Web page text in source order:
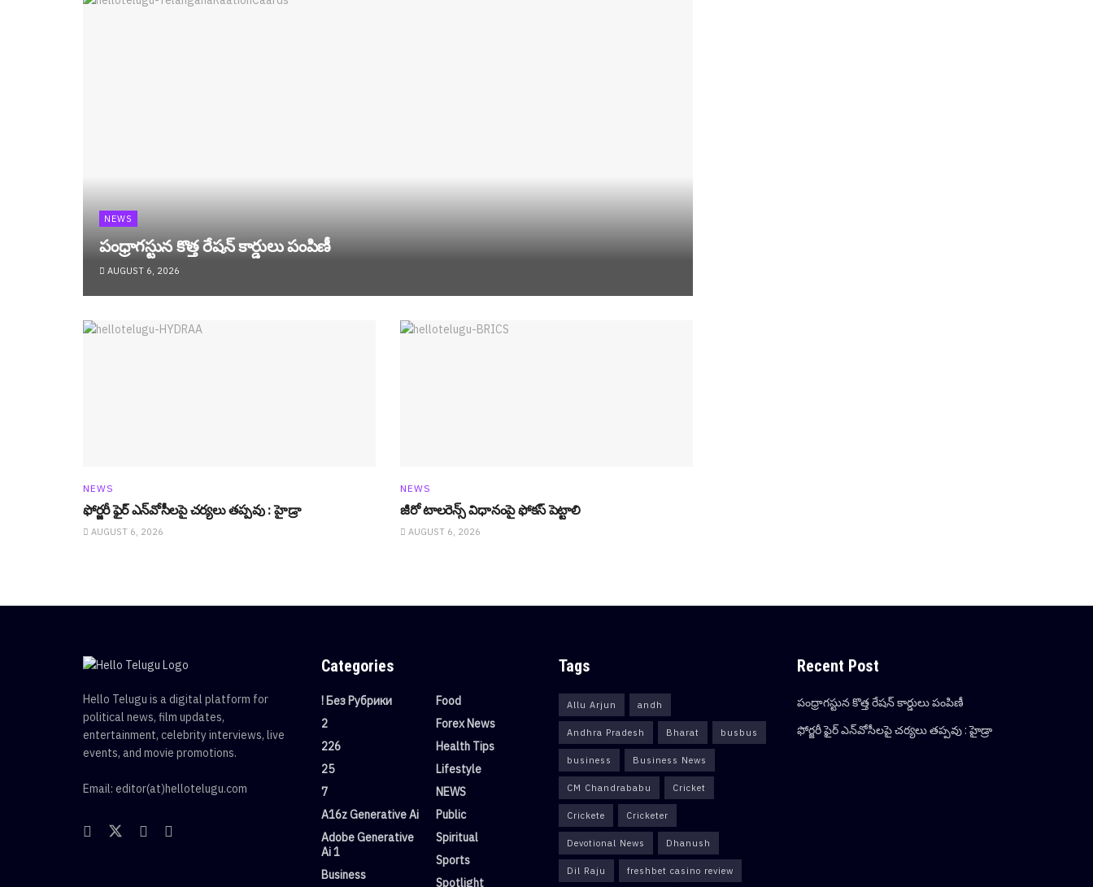
NEWS
పంధ్రాగ‌స్టున కొత్త రేష‌న్ కార్డులు పంపిణీ
AUGUST 6, 2026
NEWS
ఫోర్జ‌రీ ఫైర్ ఎన్‌వోసీల‌పై చ‌ర్య‌లు త‌ప్ప‌వు : హైడ్రా
AUGUST 6, 2026
NEWS
జీరో టాల‌రెన్స్ విధానంపై ఫోక‌స్ పెట్టాలి
AUGUST 6, 2026
Hello Telugu is a digital platform for
political news, film updates,
entertainment, celebrity interviews, live
events, and movie promotions.
Email: editor(at)hellotelugu.com
Categories
! Без Рубрики
2
226
25
7
A16z Generative Ai
Adobe Generative
Ai 1
Business
Food
Forex News
Health Tips
Lifestyle
NEWS
Public
Spiritual
Sports
Spotlight
Tags
Allu Arjun andh
Andhra Pradesh Bharat busbus
business Business News
CM Chandrababu Cricket
Crickete Cricketer
Devotional News Dhanush
Dil Raju freshbet casino review
Recent Post
పంధ్రాగ‌స్టున కొత్త రేష‌న్ కార్డులు పంపిణీ
ఫోర్జ‌రీ ఫైర్ ఎన్‌వోసీల‌పై చ‌ర్య‌లు త‌ప్ప‌వు : హైడ్రా